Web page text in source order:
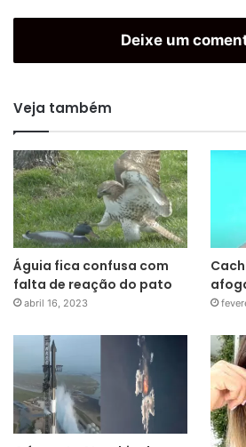
Deixe um
Veja também
Águia fica confusa com
falta de reação do pato
abril 16, 2023